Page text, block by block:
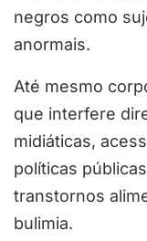
negros como
anormais.
Até mesmo
que interfere
midiáticas,
políticas
transtornos
bulimia.